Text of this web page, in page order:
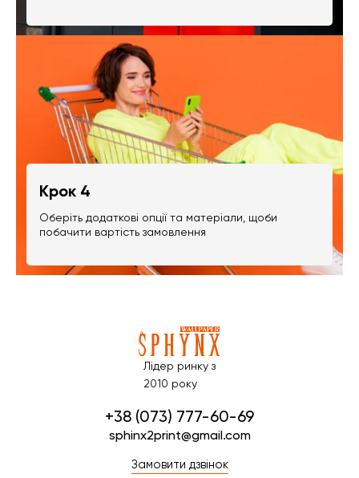
Крок 4
Оберіть додаткові опції та матеріали, щоби
побачити вартість замовлення
Лідер ринку з
2010 року
+38 (073) 777-60-69
sphinx2print@gmail.com
Замовити дзвінок